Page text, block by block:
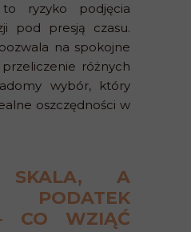
ryzyko podjęcia
pod presją czasu.
na spokojne
różnych
wybór, który
oszczędności w
SKALA, A
CO WZIĄĆ